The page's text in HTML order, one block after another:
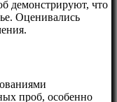
демонстрируют, что
Оценивались
проб, особенно